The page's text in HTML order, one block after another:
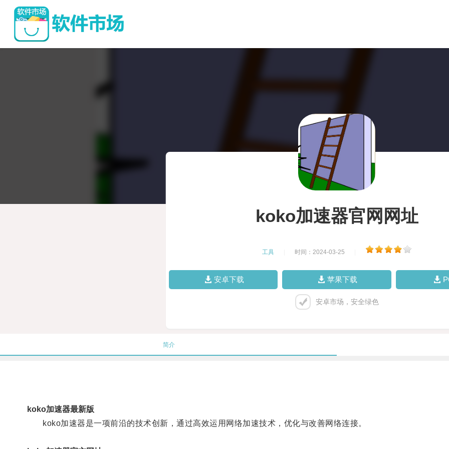
koko加速器官网网址
工具 时间：2024-03-25
安卓下载 苹果下载
安卓市场，安全绿色
简介
koko加速器最新版
koko加速器是一项前沿的技术创新，通过高效运用网络加速技术，优化与改善网络连接。